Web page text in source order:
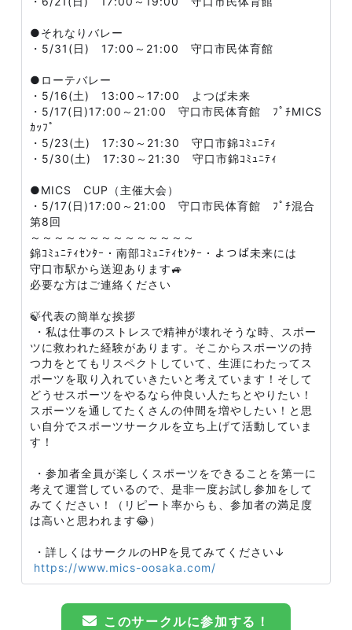
​​​●それなりバレー​
・5/31(日) 17:00～21:00 守口市民体育館
●ローテバレー​
・5/16(土) 13:00～17:00 よつば未来
・5/17(日)17:00～21:00 守口市民体育館 ﾌﾟﾁMICS
ｶｯﾌﾟ
・5/23(土) 17:30～21:30 守口市錦ｺﾐｭﾆﾃｨ
・5/30(土) 17:30～21:30 守口市錦ｺﾐｭﾆﾃｨ
​​●MICS CUP（主催大会）
・5/17(日)17:00～21:00 守口市民体育館 ﾌﾟﾁ混合
第8回
～～～～～～～～～～～～～～
錦ｺﾐｭﾆﾃｨｾﾝﾀｰ・南部ｺﾐｭﾆﾃｨｾﾝﾀｰ・よつば未来には
守口市駅から送迎あります🚙
必要な方はご連絡ください
🍃代表の簡単な挨拶
・私は仕事のストレスで精神が壊れそうな時、スポー
ツに救われた経験があります。そこからスポーツの持
つ力をとてもリスペクトしていて、生涯にわたってス
ポーツを取り入れていきたいと考えています！そして
どうせスポーツをやるなら仲良い人たちとやりたい！
スポーツを通してたくさんの仲間を増やしたい！と思
い自分でスポーツサークルを立ち上げて活動していま
す！
・参加者全員が楽しくスポーツをできることを第一に
考えて運営しているので、是非一度お試し参加をして
みてください！（リピート率からも、参加者の満足度
は高いと思われます😂）
・詳しくはサークルのHPを見てみてください↓
https://www.mics-oosaka.com/
このサークルに参加する！